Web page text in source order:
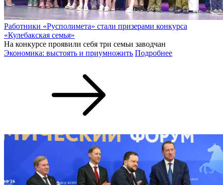
Работники «Русполимета» стали призерами конкурса
«Кулебакская семья»
На конкурсе проявили себя три семьи заводчан
Экономика: выстоять и приумножить Подробнее